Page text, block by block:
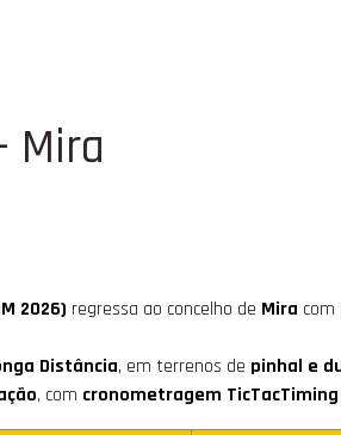
Mira
2026) regressa ao concelho de Mira
Distância, em terrenos de pinhal e
, com cronometragem TicTacTiming